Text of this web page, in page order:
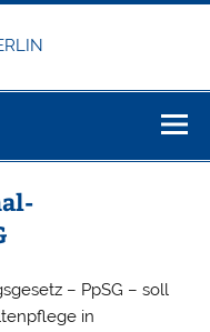
– PpSG – soll
in